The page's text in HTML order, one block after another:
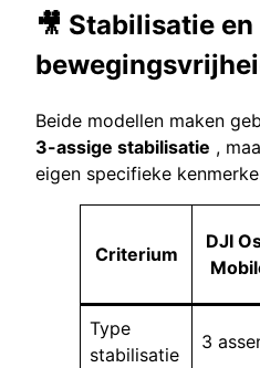
🎥 Stabilisatie en
Beide modellen maken
3-assige stabilisatie ,
eigen specifieke
Criterium
DJI
Type
stabilisatie
3